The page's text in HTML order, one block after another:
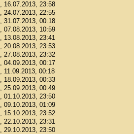
, 16.07.2013, 23:58
, 24.07.2013, 22:55
, 31.07.2013, 00:18
, 07.08.2013, 10:59
, 13.08.2013, 23:41
, 20.08.2013, 23:53
, 27.08.2013, 23:32
, 04.09.2013, 00:17
, 11.09.2013, 00:18
, 18.09.2013, 00:33
, 25.09.2013, 00:49
, 01.10.2013, 23:50
, 09.10.2013, 01:09
, 15.10.2013, 23:52
, 22.10.2013, 23:31
, 29.10.2013, 23:50